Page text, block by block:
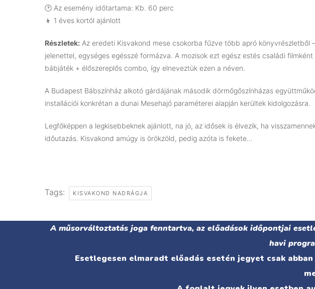
🕑 Az esemény időtartama: Kb. 60 perc
👦 1 éves kortól ajánlott
Részletek: Az eredeti Kisvakond mese csokorba fűzve több apró könyvrészletből
jelenettel, egységes egésszé formázva. A mozisok ezt egész estés családi
bábjáték + élőszereplős combo, így elneveztük ezen a néven.
A Budapest Bábszínház alkotó gárdájának második dörmőgőszínházas
installációi konkrétan a dunai Mesehajó paraméterei alapján kerültek kidolgozásra.
Legfőképpen a legkisebbeknek ajánlott, na jó, az idősek is élvezik, ha
időutazás. Kisvakond amúgy is örökzöld, pedig azóta is fekete…
Tags: KISVAKOND NADRÁGJA
A műsorváltoztatás joga fenntartva, az előadások időpontjai
havi
Esetlegesen elmaradt előadás esetén jegyet csak